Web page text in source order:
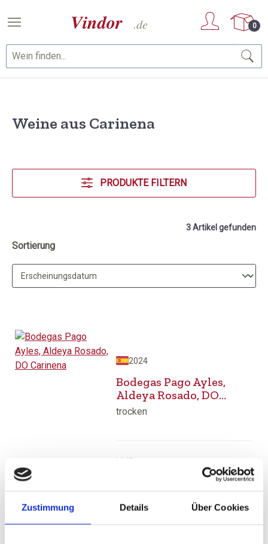
Zustimmung Details Über Cookies
Zum Hauptinhalt springen
0
Weine aus Carinena
PRODUKTE FILTERN
3 Artikel gefunden
Sortierung
2024
Bodegas Pago Ayles,
Aldeya Rosado, DO
Carinena
trocken
inkl. MwSt.zzgl. Versandkosten
UVP
6,99 €